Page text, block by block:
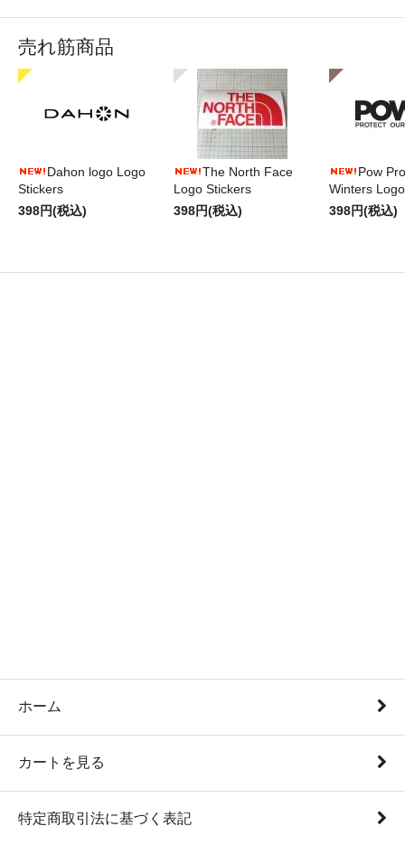
売れ筋商品
Dahon logo Logo
Stickers
398円(税込)
The North Face
Logo Stickers
398円(税込)
Pow
Winters
398円(税込)
ホーム
カートを見る
特定商取引法に基づく表記